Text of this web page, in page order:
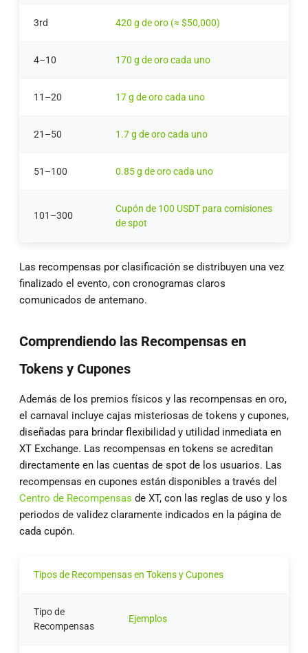
3rd 420 g de oro (≈ $50,000)
4–10 170 g de oro cada uno
11–20 17 g de oro cada uno
21–50 1.7 g de oro cada uno
51–100 0.85 g de oro cada uno
101–300
Cupón de 100 USDT para comisiones
de spot
Las recompensas por clasificación se distribuyen una vez
finalizado el evento, con cronogramas claros
comunicados de antemano.
Comprendiendo las Recompensas en
Tokens y Cupones
Además de los premios físicos y las recompensas en oro,
el carnaval incluye cajas misteriosas de tokens y cupones,
diseñadas para brindar flexibilidad y utilidad inmediata en
XT Exchange. Las recompensas en tokens se acreditan
directamente en las cuentas de spot de los usuarios. Las
recompensas en cupones están disponibles a través del
Centro de Recompensas de XT, con las reglas de uso y los
periodos de validez claramente indicados en la página de
cada cupón.
Tipos de Recompensas en Tokens y Cupones
Tipo de
Recompensas
Ejemplos